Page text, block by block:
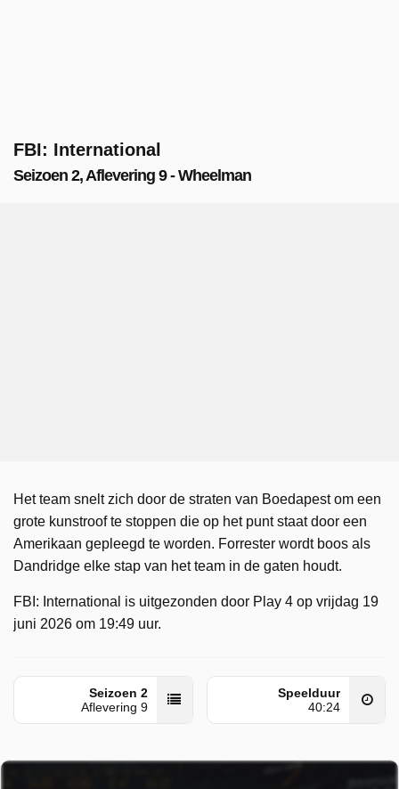
FBI: International
Seizoen 2, Aflevering 9 - Wheelman
Het team snelt zich door de straten van Boedapest om een
grote kunstroof te stoppen die op het punt staat door een
Amerikaan gepleegd te worden. Forrester wordt boos als
Dandridge elke stap van het team in de gaten houdt.
FBI: International is uitgezonden door Play 4 op vrijdag 19
juni 2026 om 19:49 uur.
Seizoen 2
Aflevering 9
Speelduur
40:24